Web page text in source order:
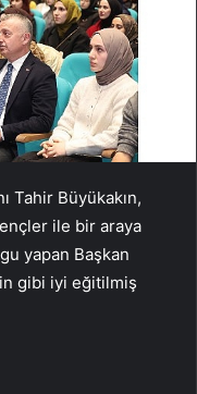
Tahir Büyükakın,
ile bir araya
yapan Başkan
gibi iyi eğitilmiş